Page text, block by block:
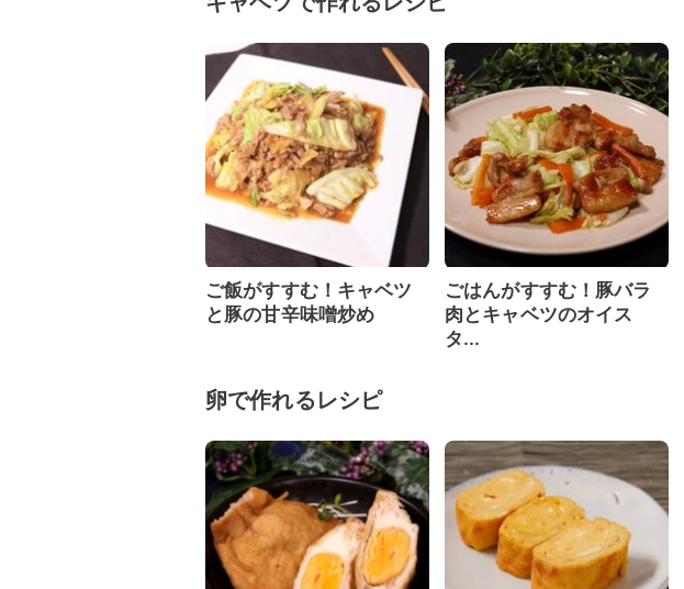
ご飯がすすむ！キャベツ
と豚の甘辛味噌炒め
ごはんがすすむ！豚バラ
肉とキャベツのオイス
タ...
卵で作れるレシピ